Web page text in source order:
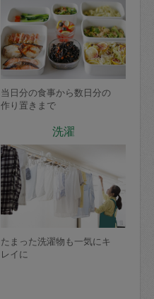
当日分の食事から数日分の
作り置きまで
洗濯
たまった洗濯物も一気にキ
レイに